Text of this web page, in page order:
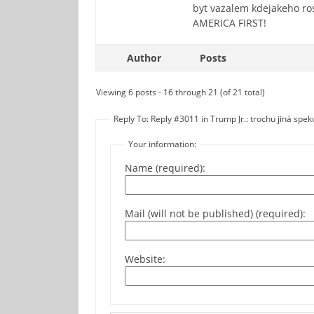
byt vazalem kdejakeho
AMERICA FIRST!
Author Posts
Viewing 6 posts - 16 through 21 (of 21 total)
Reply To: Reply #3011 in Trump Jr.: trochu jiná
Your information:
Name (required):
Mail (will not be published) (required):
Website: